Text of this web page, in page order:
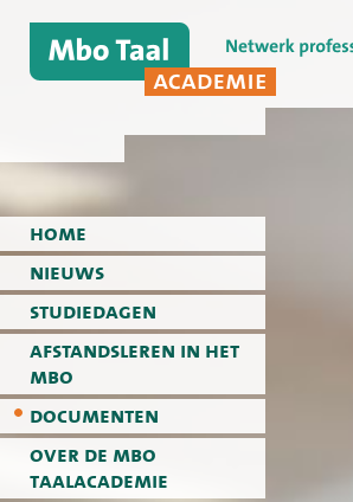
home
nieuws
studiedagen
afstandsleren in het
mbo
documenten
over de mbo
taalacademie